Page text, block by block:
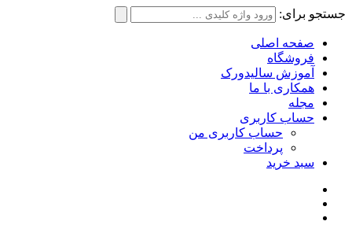
جستجو برای:
صفحه اصلی
فروشگاه
آموزش سالیدورک
همکاری با ما
مجله
حساب کاربری
حساب کاربری من
پرداخت
سبد خرید